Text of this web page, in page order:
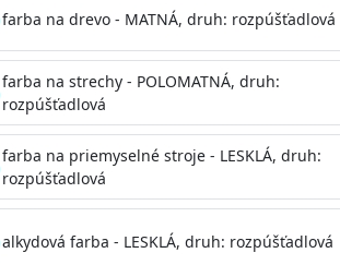
k aplikácií
použitím farbu narieďte do 10%
štetcom, valčekom alebo
23°C je možné aplikovať ďalšiu
sa doba schnutia predlžuje.
pri teplote pod 5°C a nad
farba na drevo - MATNÁ, druh: rozpúšťadlová
farba na strechy - POLOMATNÁ, druh:
rozpúšťadlová
farba na priemyselné stroje - LESKLÁ, druh:
rozpúšťadlová
alkydová farba - LESKLÁ, druh: rozpúšťadlová